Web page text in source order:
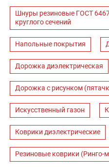
Шнуры резиновые ГОСТ
круглого сечений
Напольные покрытия
Дорожка диэлектрическая
Дорожка с рисунком
Искусственный газон
Коврики диэлектрические
Резиновые коврики (Ринго-